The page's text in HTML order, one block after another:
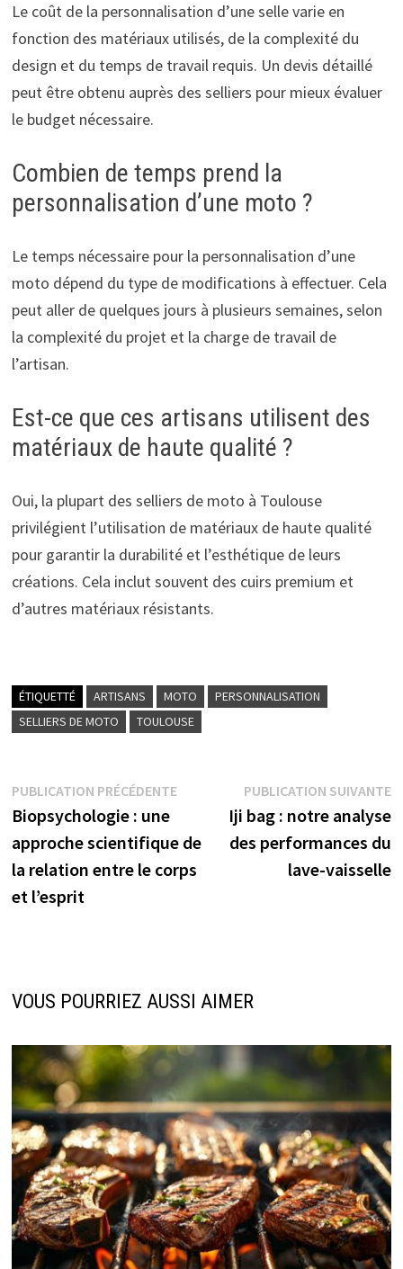
Le coût de la personnalisation d’une selle varie en
fonction des matériaux utilisés, de la complexité du
design et du temps de travail requis. Un devis détaillé
peut être obtenu auprès des selliers pour mieux évaluer
le budget nécessaire.
Combien de temps prend la
personnalisation d’une moto ?
Le temps nécessaire pour la personnalisation d’une
moto dépend du type de modifications à effectuer. Cela
peut aller de quelques jours à plusieurs semaines, selon
la complexité du projet et la charge de travail de
l’artisan.
Est-ce que ces artisans utilisent des
matériaux de haute qualité ?
Oui, la plupart des selliers de moto à Toulouse
privilégient l’utilisation de matériaux de haute qualité
pour garantir la durabilité et l’esthétique de leurs
créations. Cela inclut souvent des cuirs premium et
d’autres matériaux résistants.
ÉTIQUETTÉ ARTISANS MOTO
PERSONNALISATION
SELLIERS DE MOTO
TOULOUSE
Navigation
de
l’article
PUBLICATION PRÉCÉDENTEPublication
précédente :
Biopsychologie : une
approche scientifique de
la relation entre le corps
et l’esprit
PUBLICATION SUIVANTE
Iji bag : notre analyse
des performances du
lave-vaisselle
VOUS POURRIEZ AUSSI AIMER